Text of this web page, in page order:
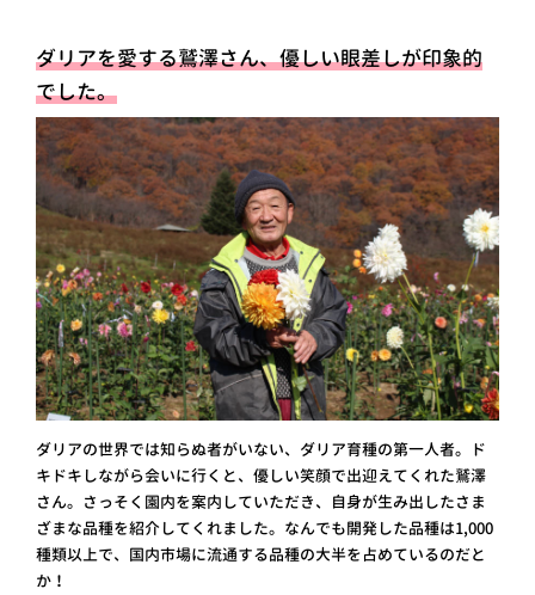
ダリアを愛する鷲澤さん、優しい眼差しが印象的
でした。
ダリアの世界では知らぬ者がいない、ダリア育種の第一人者。ド
キドキしながら会いに行くと、優しい笑顔で出迎えてくれた鷲澤
さん。さっそく園内を案内していただき、自身が生み出したさま
ざまな品種を紹介してくれました。なんでも開発した品種は1,000
種類以上で、国内市場に流通する品種の大半を占めているのだと
か！